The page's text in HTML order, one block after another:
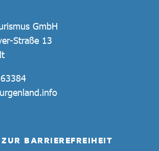
GmbH
Straße 13
BARRIEREFREIHEIT